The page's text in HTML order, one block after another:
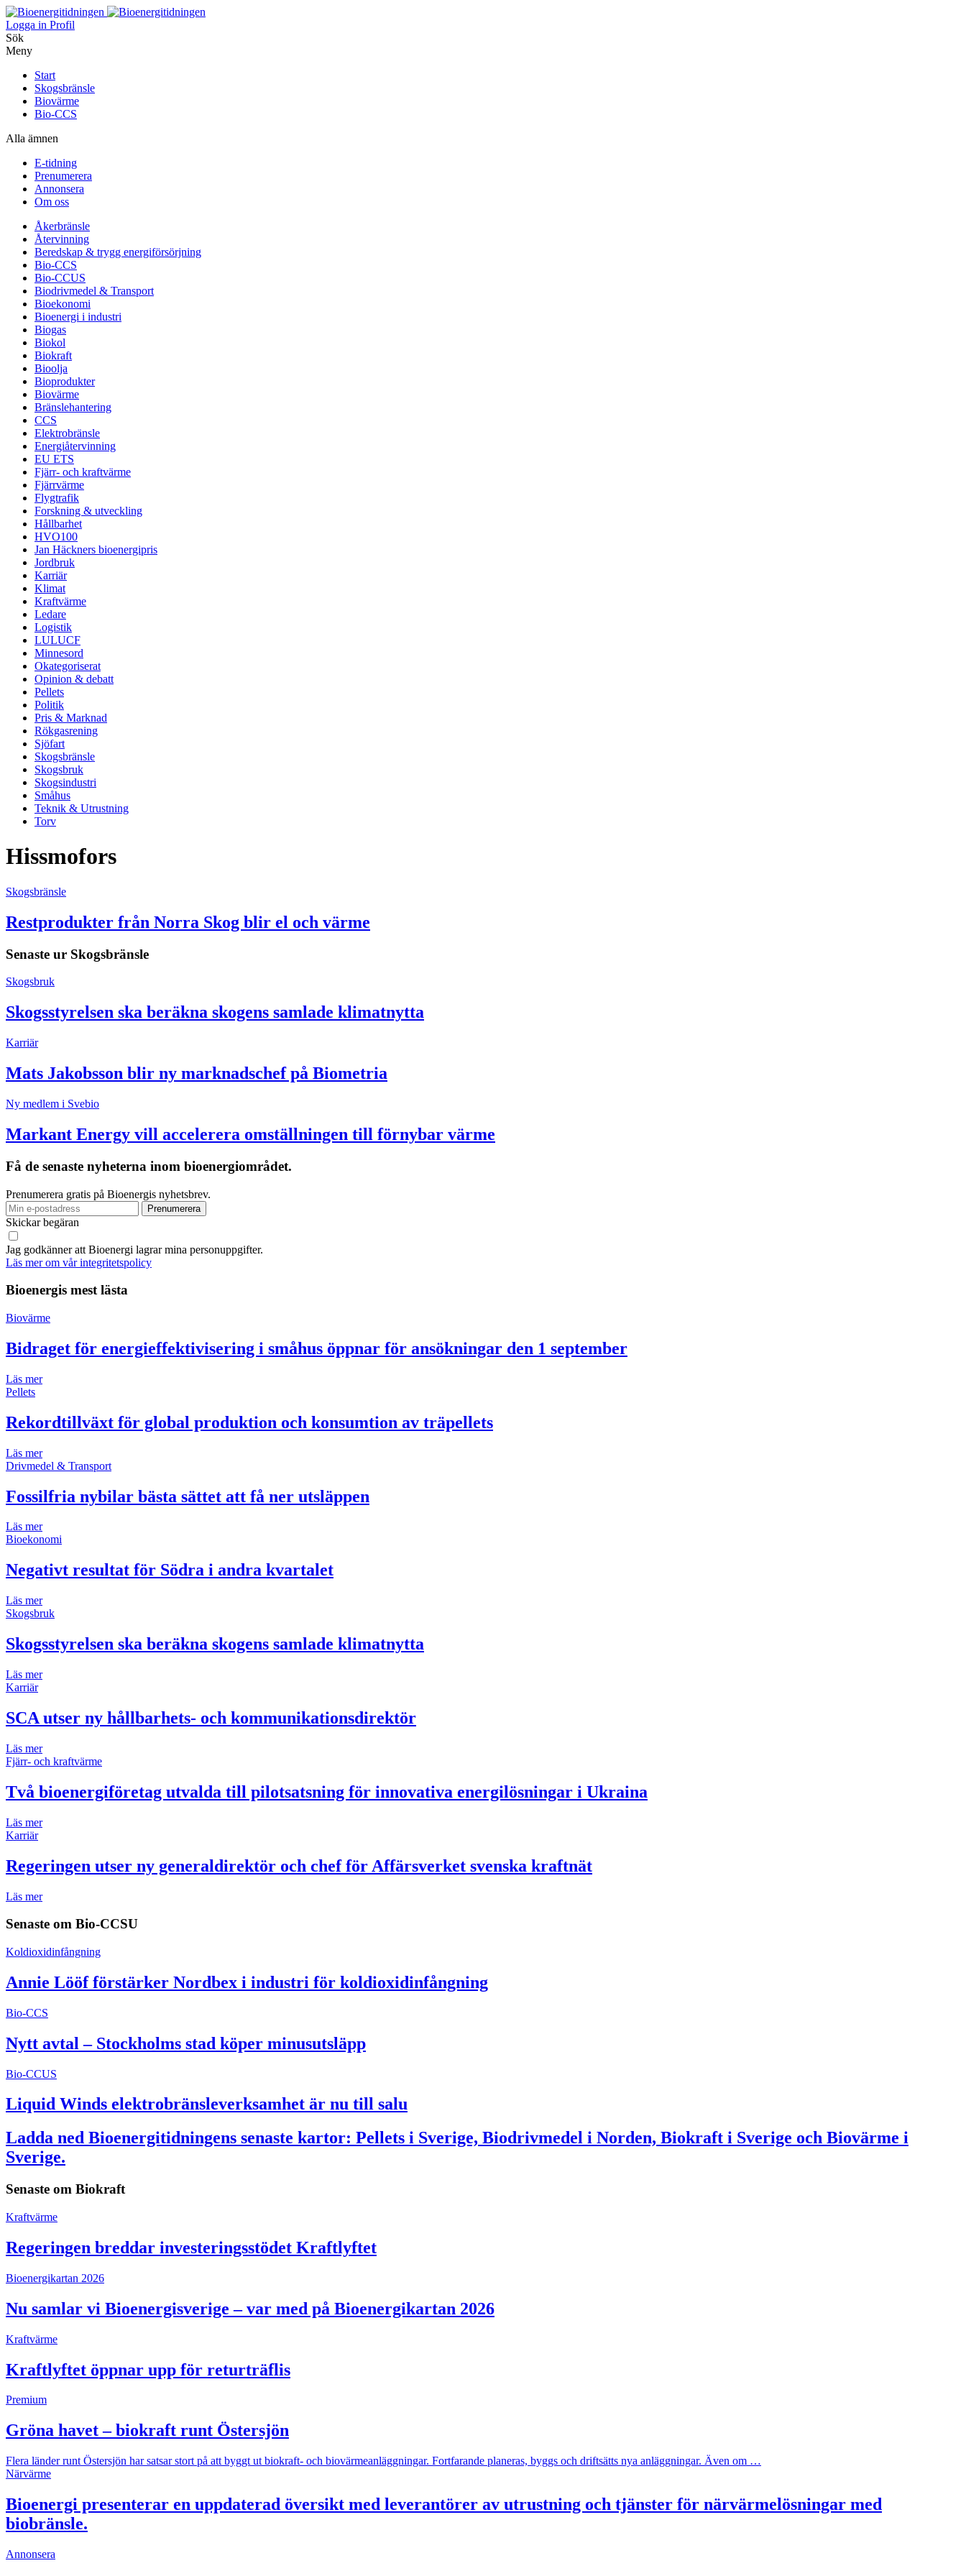
Logga in Profil
Sök
Meny
Start
Skogsbränsle
Biovärme
Bio-CCS
Alla ämnen
E-tidning
Prenumerera
Annonsera
Om oss
Åkerbränsle
Återvinning
Beredskap & trygg energiförsörjning
Bio-CCS
Bio-CCUS
Biodrivmedel & Transport
Bioekonomi
Bioenergi i industri
Biogas
Biokol
Biokraft
Bioolja
Bioprodukter
Biovärme
Bränslehantering
CCS
Elektrobränsle
Energiåtervinning
EU ETS
Fjärr- och kraftvärme
Fjärrvärme
Flygtrafik
Forskning & utveckling
Hållbarhet
HVO100
Jan Häckners bioenergipris
Jordbruk
Karriär
Klimat
Kraftvärme
Ledare
Logistik
LULUCF
Minnesord
Okategoriserat
Opinion & debatt
Pellets
Politik
Pris & Marknad
Rökgasrening
Sjöfart
Skogsbränsle
Skogsbruk
Skogsindustri
Småhus
Teknik & Utrustning
Torv
Hissmofors
Skogsbränsle
Restprodukter från Norra Skog blir el och värme
Senaste ur Skogsbränsle
Skogsbruk
Skogsstyrelsen ska beräkna skogens samlade klimatnytta
Karriär
Mats Jakobsson blir ny marknadschef på Biometria
Ny medlem i Svebio
Markant Energy vill accelerera omställningen till förnybar värme
Få de senaste nyheterna inom bioenergiområdet.
Prenumerera gratis på Bioenergis nyhetsbrev.
Skickar begäran
Jag godkänner att Bioenergi lagrar mina personuppgifter.
Läs mer om vår integritetspolicy
Bioenergis mest lästa
Biovärme
Bidraget för energieffektivisering i småhus öppnar för ansökningar den 1 september
Läs mer
Pellets
Rekordtillväxt för global produktion och konsumtion av träpellets
Läs mer
Drivmedel & Transport
Fossilfria nybilar bästa sättet att få ner utsläppen
Läs mer
Bioekonomi
Negativt resultat för Södra i andra kvartalet
Läs mer
Skogsbruk
Skogsstyrelsen ska beräkna skogens samlade klimatnytta
Läs mer
Karriär
SCA utser ny hållbarhets- och kommunikationsdirektör
Läs mer
Fjärr- och kraftvärme
Två bioenergiföretag utvalda till pilotsatsning för innovativa energilösningar i Ukraina
Läs mer
Karriär
Regeringen utser ny generaldirektör och chef för Affärsverket svenska kraftnät
Läs mer
Senaste om Bio-CCSU
Koldioxidinfångning
Annie Lööf förstärker Nordbex i industri för koldioxidinfångning
Bio-CCS
Nytt avtal – Stockholms stad köper minusutsläpp
Bio-CCUS
Liquid Winds elektrobränsleverksamhet är nu till salu
Ladda ned Bioenergitidningens senaste kartor: Pellets i Sverige, Biodrivmedel i Norden, Biokraft i Sverige och Biovärme i
Sverige.
Senaste om Biokraft
Kraftvärme
Regeringen breddar investeringsstödet Kraftlyftet
Bioenergikartan 2026
Nu samlar vi Bioenergisverige – var med på Bioenergikartan 2026
Kraftvärme
Kraftlyftet öppnar upp för returträflis
Premium
Gröna havet – biokraft runt Östersjön
Flera länder runt Östersjön har satsar stort på att byggt ut biokraft- och biovärmeanläggningar. Fortfarande planeras, byggs och driftsätts nya anläggningar. Även om …
Närvärme
Bioenergi presenterar en uppdaterad översikt med leverantörer av utrustning och tjänster för närvärmelösningar med
biobränsle.
Annonsera